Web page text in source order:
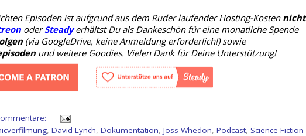
Episoden ist aufgrund aus dem Ruder laufender Hosting-Kosten nicht
oderSteadyerhältst Du als Dankeschön für eine monatliche Spende
(via GoogleDrive, keine Anmeldung erforderlich!) sowie
und weitere Goodies. Vielen Dank für Deine Unterstützung!
, David Lynch, Dokumentation, Joss Whedon, Podcast, Science Fiction